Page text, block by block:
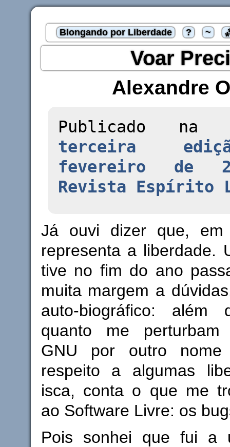
Blongando por Liberdade ? ~
Voar
Alexandre
Publicado
terceira
fevereiro de
Revista Espírito
Já ouvi dizer que, em
representa a liberdade.
tive no fim do ano
muita margem a
auto-biográfico:
quanto me
GNU por outro
respeito a algumas
isca, conta o que me
ao Software Livre: os
Pois sonhei que fui a